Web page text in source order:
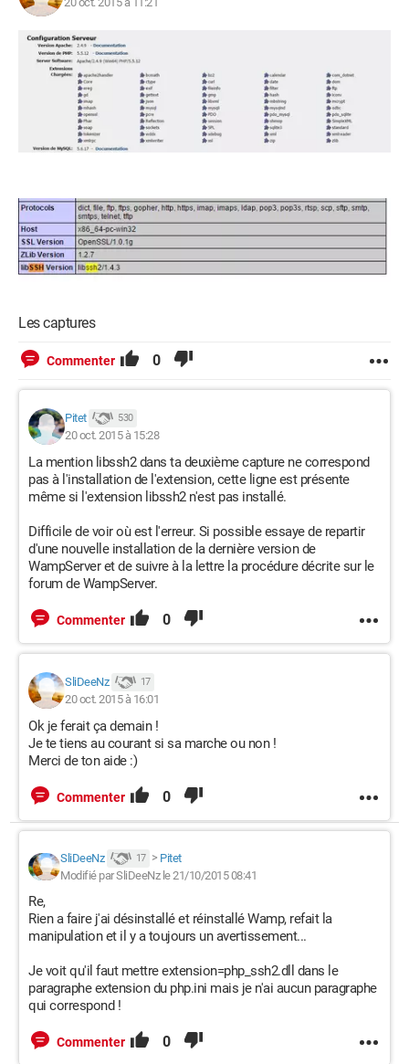
Les captures
Commenter 0
Pitet 530
20 oct. 2015 à 15:28
La mention libssh2 dans ta deuxième capture ne correspond
pas à l'installation de l'extension, cette ligne est présente
même si l'extension libssh2 n'est pas installé.
Difficile de voir où est l'erreur. Si possible essaye de repartir
d'une nouvelle installation de la dernière version de
WampServer et de suivre à la lettre la procédure décrite sur le
forum de WampServer.
Commenter 0
SliDeeNz 17
20 oct. 2015 à 16:01
Ok je ferait ça demain !
Je te tiens au courant si sa marche ou non !
Merci de ton aide :)
Commenter 0
SliDeeNz 17 > Pitet
Modifié par SliDeeNz le 21/10/2015 08:41
Re,
Rien a faire j'ai désinstallé et réinstallé Wamp, refait la
manipulation et il y a toujours un avertissement...
Je voit qu'il faut mettre extension=php_ssh2.dll dans le
paragraphe extension du php.ini mais je n'ai aucun paragraphe
qui correspond !
Commenter 0